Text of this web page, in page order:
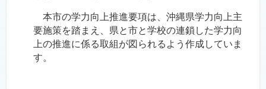
本市の学力向上推進要項は、沖縄県学力向上主
要施策を踏まえ、県と市と学校の連鎖した学力向
上の推進に係る取組が図られるよう作成していま
す。